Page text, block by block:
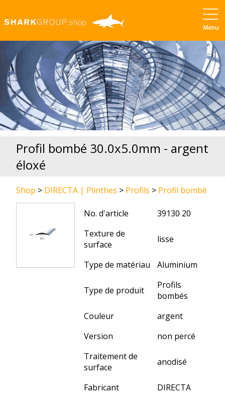
Profil bombé 30.0x5.0mm - argent
éloxé
Shop > DIRECTA | Plinthes > Profils > Profil bombé
No. d'article
39130 20
Texture de
surface
lisse
Type de matériau Aluminium
Type de produit
Profils
bombés
Couleur
argent
Version
non percé
Traitement de
surface
anodisé
Fabricant
DIRECTA